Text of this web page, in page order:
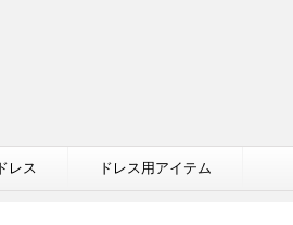
レス ドレス用アイテム